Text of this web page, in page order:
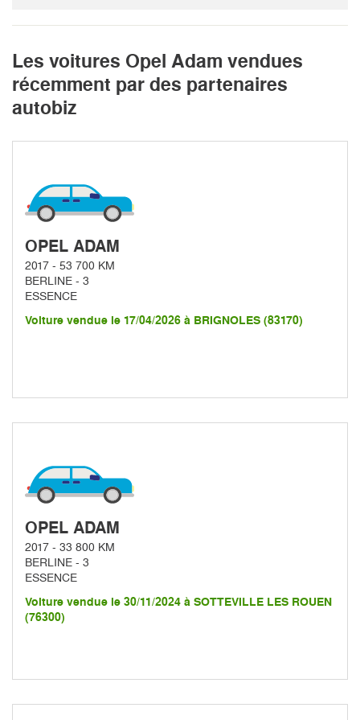
Les voitures Opel Adam vendues
récemment par des partenaires
autobiz
OPEL ADAM
2017 - 53 700 KM
BERLINE - 3
ESSENCE
Voiture vendue le 17/04/2026 à BRIGNOLES (83170)
OPEL ADAM
2017 - 33 800 KM
BERLINE - 3
ESSENCE
Voiture vendue le 30/11/2024 à SOTTEVILLE LES ROUEN
(76300)